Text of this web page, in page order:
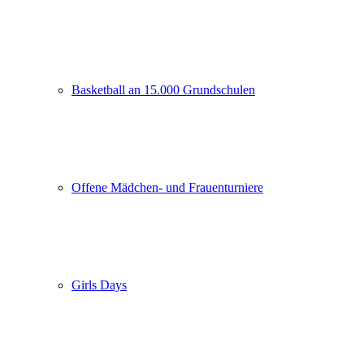
Basketball an 15.000 Grundschulen
Offene Mädchen- und Frauenturniere
Girls Days